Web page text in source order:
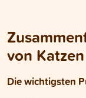
von
Die wichtigsten